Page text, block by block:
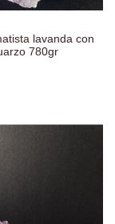
lavanda con
780gr